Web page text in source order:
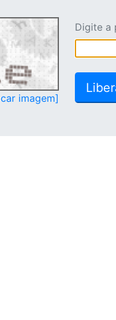
imagem]
Digite a